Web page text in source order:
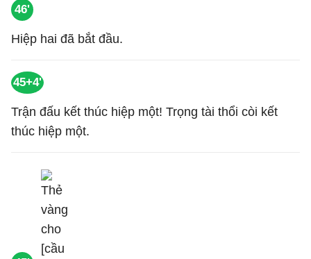
46'
Hiệp hai đã bắt đầu.
45+4'
Trận đấu kết thúc hiệp một! Trọng tài thổi còi kết
thúc hiệp một.